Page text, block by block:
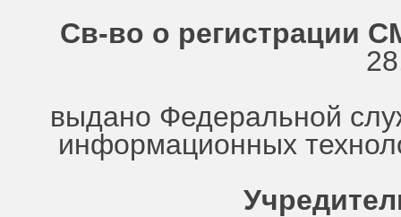
Св-во о регистрации
выдано Федеральной
информационных